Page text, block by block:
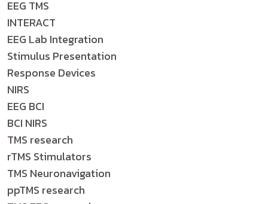
EEG TMS
INTERACT
EEG Lab Integration
Stimulus Presentation
Response Devices
NIRS
EEG BCI
BCI NIRS
TMS research
rTMS Stimulators
TMS Neuronavigation
ppTMS research